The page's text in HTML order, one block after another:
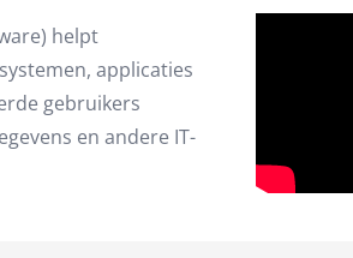
helpt
applicaties
gebruikers
en andere IT-